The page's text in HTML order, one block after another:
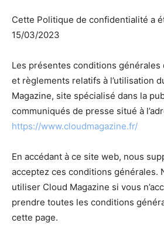
Cette Politique de confidentialité a
15/03/2023
Les présentes conditions
et règlements relatifs à l’utilisation
Magazine, site spécialisé dans la
communiqués de presse situé à
https://www.cloudmagazine.fr/
En accédant à ce site web, nous
acceptez ces conditions générales.
utiliser Cloud Magazine si vous
prendre toutes les conditions
cette page.